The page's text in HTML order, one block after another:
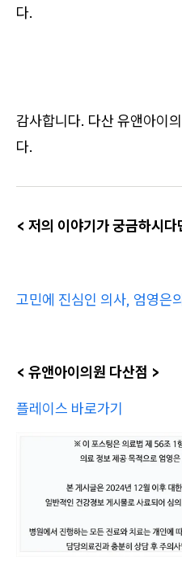
다.
감사합니다. 다산 유앤아이
다.
< 저의 이야기가 궁금하시다
고민에 진심인 의사, 엄영은
< 유앤아이의원 다산점 >
플레이스 바로가기